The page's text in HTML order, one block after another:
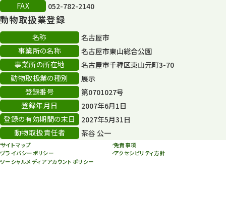
再生フォーラム
80周年
その他
その他イベント
スカイタワー
年末年始のイベント
秋まつり
FAX
052-782-2140
動物取扱業登録
名称
名古屋市
事業所の名称
名古屋市東山総合公園
事業所の所在地
名古屋市千種区東山元町3-70
動物取扱業の種別
展示
登録番号
第0701027号
登録年月日
2007年6月1日
登録の有効期間の末日
2027年5月31日
動物取扱責任者
茶谷 公一
サイトマップ
免責事項
プライバシーポリシー
アクセシビリティ方針
ソーシャルメディアアカウントポリシー